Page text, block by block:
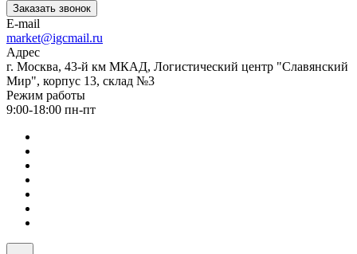
Заказать звонок
E-mail
market@igcmail.ru
Адрес
г. Москва, 43-й км МКАД, Логистический центр "Славянский
Мир", корпус 13, склад №3
Режим работы
9:00-18:00 пн-пт